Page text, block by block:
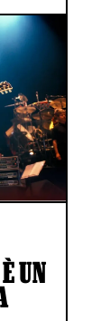
UN